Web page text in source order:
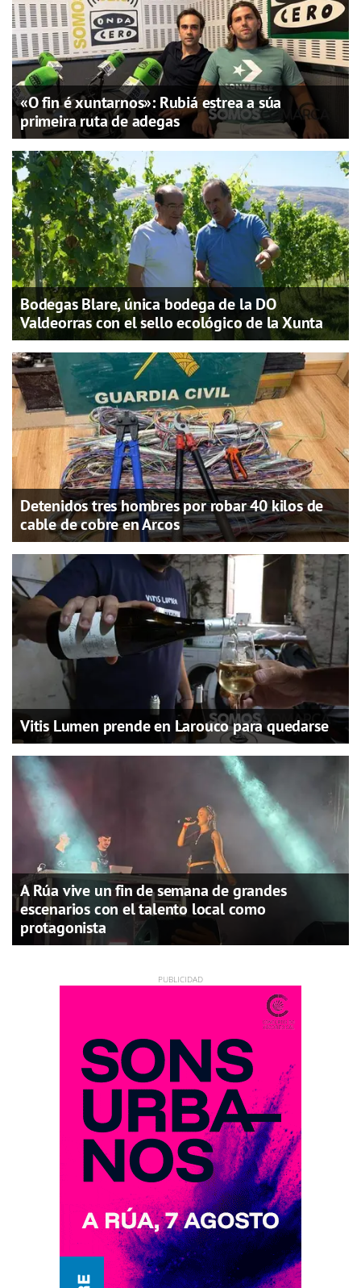
«O fin é xuntarnos»: Rubiá estrea a súa
primeira ruta de adegas
Bodegas Blare, única bodega de la DO
Valdeorras con el sello ecológico de la Xunta
Detenidos tres hombres por robar 40 kilos de
cable de cobre en Arcos
Vitis Lumen prende en Larouco para quedarse
A Rúa vive un fin de semana de grandes
escenarios con el talento local como
protagonista